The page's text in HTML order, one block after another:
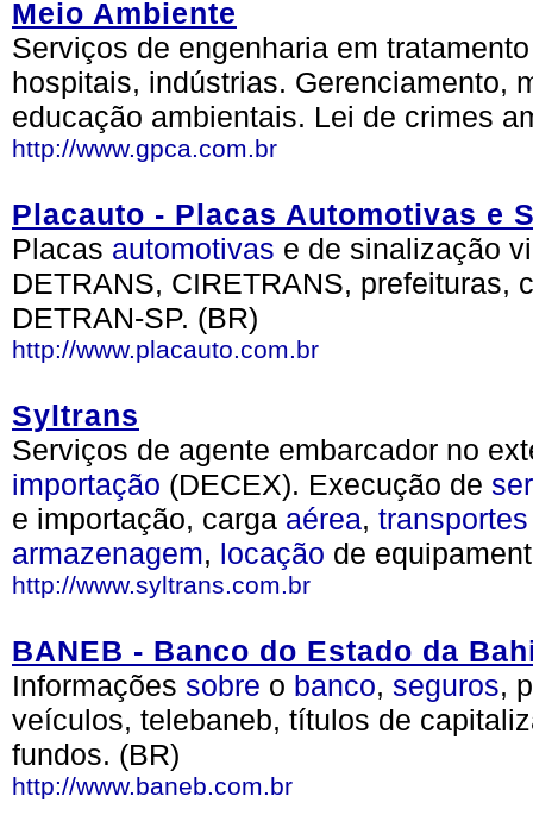
Meio Ambiente
Serviços de engenharia em
hospitais, indústrias. Gerenciamento,
educação ambientais. Lei de crimes
http://www.gpca.com.br
Placauto - Placas Automotivas e
Placas automotivas e de sinalização
DETRANS, CIRETRANS,
DETRAN-SP. (BR)
http://www.placauto.com.br
Syltrans
Serviços de agente embarcador no
importação (DECEX). Execução de
e importação, carga aérea, transportes
armazenagem, locação de
http://www.syltrans.com.br
BANEB - Banco do Estado da
Informações sobre o banco, seguros,
veículos, telebaneb, títulos de
fundos. (BR)
http://www.baneb.com.br